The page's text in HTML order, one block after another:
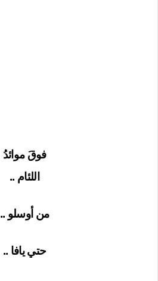
فوقَ موائدُ
اللئام ..
من أوسلو ..
حتي يافا ..